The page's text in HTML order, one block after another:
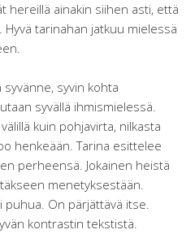
hereillä ainakin siihen asti, että
tarinahan jatkuu mielessä
syvin kohta
syvällä ihmismielessä.
kuin pohjavirta, nilkasta
henkeään. Tarina esittelee
perheensä. Jokainen heistä
menetyksestään.
puhua. On pärjättävä itse.
kontrastin tekstistä.